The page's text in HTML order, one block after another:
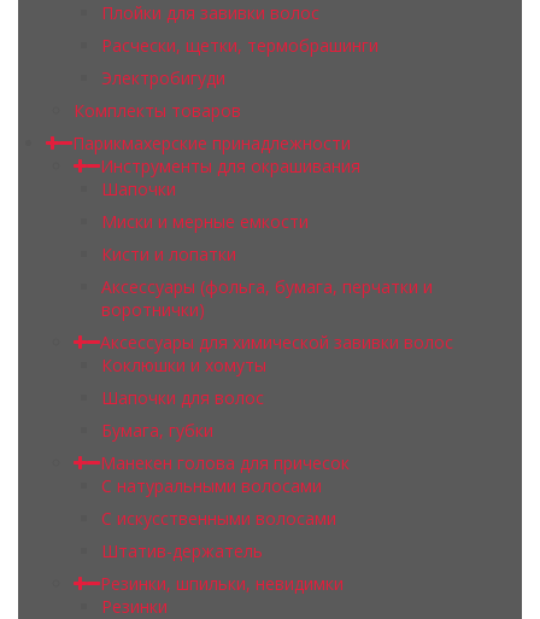
Плойки для завивки волос
Расчески, щетки, термобрашинги
Электробигуди
Комплекты товаров
Парикмахерские принадлежности
Инструменты для окрашивания
Шапочки
Миски и мерные емкости
Кисти и лопатки
Аксессуары (фольга, бумага, перчатки и
воротнички)
Аксессуары для химической завивки волос
Коклюшки и хомуты
Шапочки для волос
Бумага, губки
Манекен голова для причесок
С натуральными волосами
С искусственными волосами
Штатив-держатель
Резинки, шпильки, невидимки
Резинки